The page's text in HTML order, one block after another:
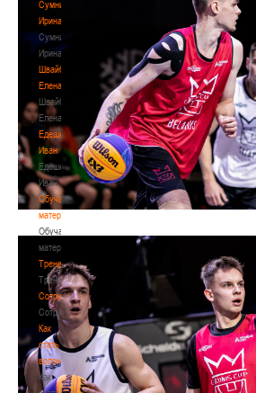
Сумникова
Ирина
Сумникова
Ирина
Швайбович
Елена
Швайбович
Елена
Едешко
Иван
Едешко
Иван
Обучающие
материалы
Обучающие
материалы
Тренерам
Тренерам
Сотрудничество
Сотрудничество
Как
стать
волонтером
Как